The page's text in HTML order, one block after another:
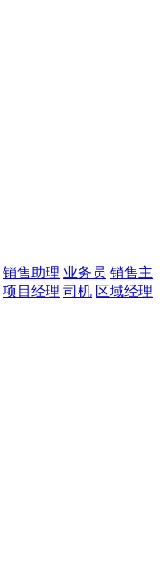
销售助理 业务员 销售主
项目经理 司机 区域经理